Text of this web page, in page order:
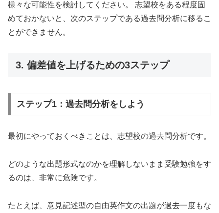
様々な可能性を検討してください。 志望校をある程度固
めておかないと、次のステップである過去問分析に移るこ
とができません。
3. 偏差値を上げるための3ステップ
ステップ1：過去問分析をしよう
最初にやっておくべきことは、志望校の過去問分析です。
どのような出題形式なのかを理解しないまま受験勉強をす
るのは、非常に危険です。
たとえば、意見記述型の自由英作文の出題が過去一度もな